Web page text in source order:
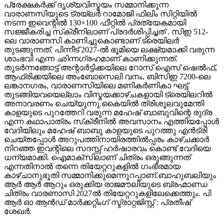
പ്രേക്ഷകർക്ക് ദൃശ്യവിസ്മയം സമ്മാനിക്കുന്ന
വാരാണസിയുടെ ട്രയ്ലർ റാമോജി ഫിലിം സിറ്റിയിൽ
നടന്ന ഇവെന്റിൽ 130×100 ഫീറ്റിൽ പ്രത്യേകമായി
സജ്ജീകരിച്ച സ്‌ക്രീനിലാണ് പ്രദർശിപ്പിച്ചത് . സിഇ 512-
ലെ വാരാണസി കാണിച്ചുകൊണ്ടാണ് ട്രെയിലര്‍
തുടങ്ങുന്നത്. പിന്നീട് 2027-ല്‍ ഭൂമിയെ ലക്ഷ്യമാക്കി വരുന്ന
ശാംഭവി എന്ന ഛിന്നഗ്രഹമാണ് കാണിക്കുന്നത്.
തുടര്‍ന്നങ്ങോട്ട് അന്റാര്‍ട്ടിക്കയിലെ റോസ് ഐസ് ഷെല്‍ഫ്,
ആഫ്രിക്കയിലെ അംബോസെലി വനം, ബിസിഇ 7200-ലെ
ലങ്കാനഗരം, വാരാണസിയിലെ മണികര്‍ണികാ ഘട്ട്
തുടങ്ങിയവയെല്ലാം വിസ്മയക്കാഴ്ചകളായി ട്രെയിലറില്‍
അനാവരണം ചെയ്യുന്നു.കൈയില്‍ ത്രിശൂലവുമേന്തി
കാളയുടെ പുറത്തേറി വരുന്ന മഹേഷ് ബാബുവിന്റെ രുദ്ര
എന്ന കഥാപാത്രം സ്‌ക്രീനിൽ അവസാനം എത്തിയപ്പോൾ
വേദിയിലും മഹേഷ് ബാബു കാളയുടെ പുറത്തു എൻട്രി
ചെയ്തപ്പോൾ അറുപത്തിനായിരത്തിൽപ്പരം കാഴ്ചക്കാർ
നിറഞ്ഞ ഇവന്റിലെ സദസ്സ് ഹർഷാരവം കൊണ്ട് വേദിയെ
ധന്യമാക്കി. ഐമാക്‌സിലാണ് ചിത്രം ഒരുങ്ങുന്നത്
എന്നതിനാല്‍ തന്നെ തിയേറ്ററുകളില്‍ ഗംഭീരമായ
കാഴ്ചാനുഭൂതി സമ്മാനിക്കുമെന്നുറപ്പാണ്.ബാഹുബലിയും
ആർ ആർ ആറും ഒരുക്കിയ രാജമൗലിയുടെ ബ്രഹ്മാണ്ഡ
ചിത്രം വാരണാസി 2027ൽ തിയേറ്ററുകളിലേക്കെത്തും. പി
ആർ ഓ ആൻഡ് മാർക്കറ്റിംഗ് സ്ട്രാറ്റജിസ്റ്റ് : പ്രതീഷ്
ശേഖർ.